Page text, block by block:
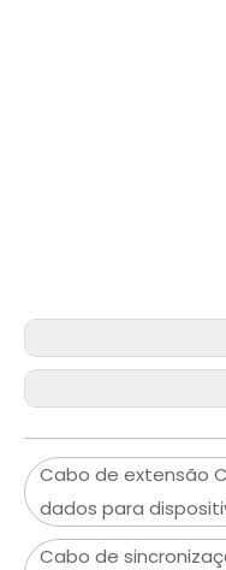
Cabo de extensão
dados para
Cabo de